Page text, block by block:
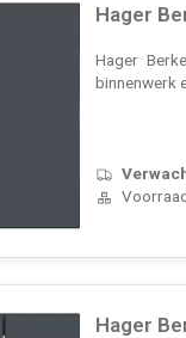
Hager
Hager
binnenwerk
Hager